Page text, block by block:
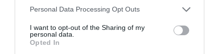
Personal Data Processing Opt Outs
I want to opt-out of the Sharing of my
personal data.
Opted In
tenido en cuenta, habría sido necesario
de confidencialidad, lo que habría alargado aún
más un proceso que ya duró 11 meses.